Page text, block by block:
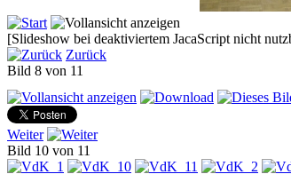
[Slideshow bei deaktiviertem JacaScript nicht
Zurück
Bild 8 von 11
Weiter
Bild 10 von 11